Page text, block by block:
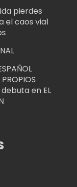
pierdes
el caos vial
debuta en EL